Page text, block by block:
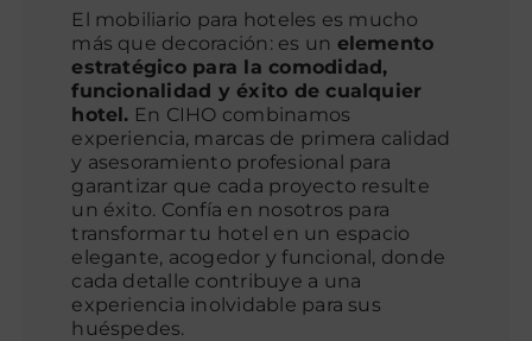
El mobiliario para hoteles es mucho
más que decoración: es un elemento
estratégico para la comodidad,
funcionalidad y éxito de cualquier
hotel. En CIHO combinamos
experiencia, marcas de primera calidad
y asesoramiento profesional para
garantizar que cada proyecto resulte
un éxito. Confía en nosotros para
transformar tu hotel en un espacio
elegante, acogedor y funcional, donde
cada detalle contribuye a una
experiencia inolvidable para sus
huéspedes.